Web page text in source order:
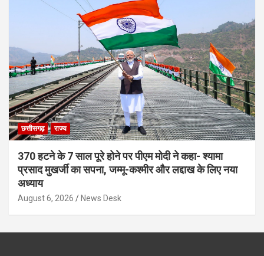
छत्तीसगढ़ राज्य
370 हटने के 7 साल पूरे होने पर पीएम मोदी ने कहा- श्यामा
प्रसाद मुखर्जी का सपना, जम्मू-कश्मीर और लद्दाख के लिए नया
अध्याय
August 6, 2026 News Desk